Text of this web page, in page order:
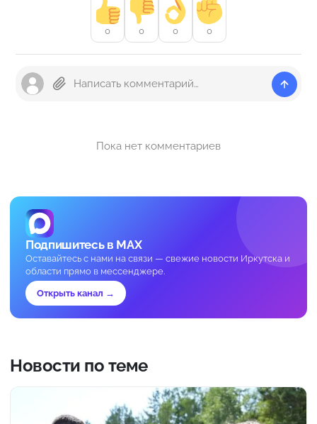
0 0 0 0
Пока нет комментариев
Подпишитесь в MAX
Оставайтесь с нами на связи — свежие новости Иркутска и
области прямо в мессенджере.
Открыть канал →
Новости по теме